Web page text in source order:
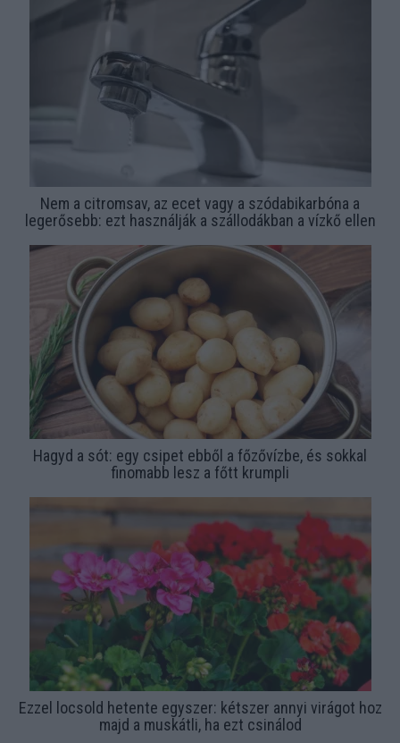
Nem a citromsav, az ecet vagy a szódabikarbóna a
legerősebb: ezt használják a szállodákban a vízkő ellen
Hagyd a sót: egy csipet ebből a főzővízbe, és sokkal
finomabb lesz a főtt krumpli
Ezzel locsold hetente egyszer: kétszer annyi virágot hoz
majd a muskátli, ha ezt csinálod